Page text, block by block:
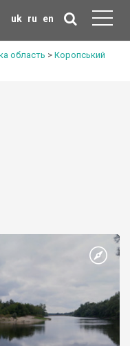
uk ru en
область > Коропський